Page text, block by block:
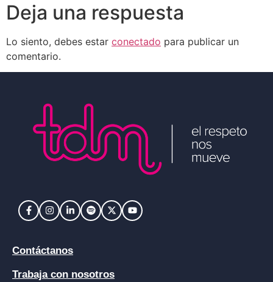
Deja una respuesta
Lo siento, debes estar conectado para publicar un
comentario.
Contáctanos
Trabaja con nosotros